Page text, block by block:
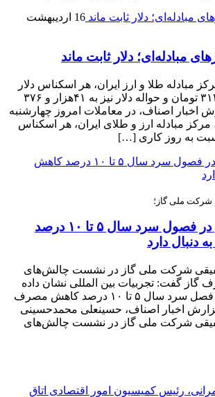
16 اردیبهشت
مبادله‌ای؛ دلار ثابت ماند
مبادله طلا و ارز ایران، هر اسکناس دلار
آمریکا به ۴۴هزار و ۳۱۴ تومان و حواله دلار نیز به ۴۱هزار و ۳۷۶
اخبار اصناف، در معاملات امروز چهارشنبه
اردیبهشت ۱۴۰۳، مرکز مبادله ارز و طلای ایران، هر اسکناس
نسبت به روز کاری […]
شرکت ملی گاز؛
اقدامات فرهنگی در فصول سرد سال ۵ تا ۱۰ درصد
دارد
شرکت ملی گاز در نشست چالش‌های
گاز گفت: تجربیات بین المللی نشان داده
اقدامات فرهنگی در فصل سرد سال ۵ تا ۱۰ درصد کاهش مصرف
گزارش اخبار اصناف، حسینعلی محمدحسینی
شرکت ملی گاز در نشست چالش‌های